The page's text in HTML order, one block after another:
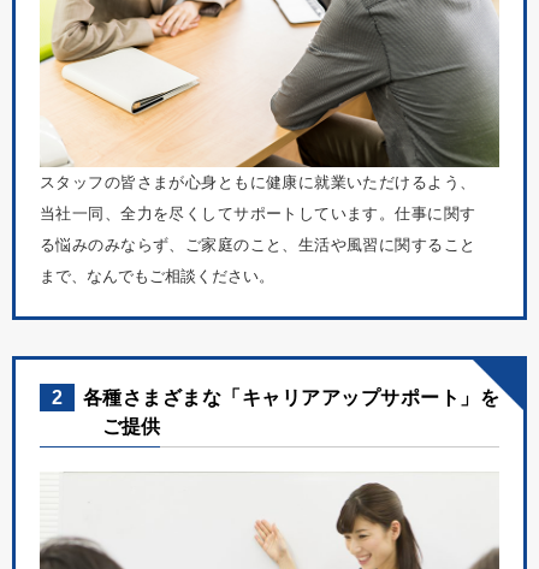
スタッフの皆さまが心身ともに健康に就業いただけるよう、
当社一同、全力を尽くしてサポートしています。仕事に関す
る悩みのみならず、ご家庭のこと、生活や風習に関すること
まで、なんでもご相談ください。
2
各種さまざまな「キャリアアップサポート」を
ご提供